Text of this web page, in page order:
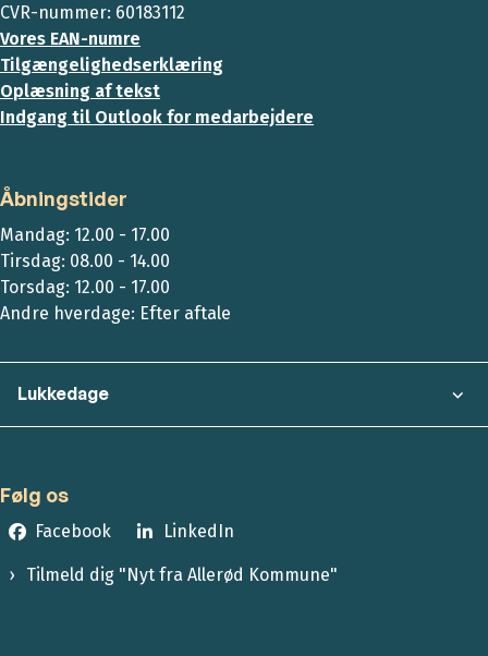
CVR-nummer: 60183112
Vores EAN-numre
Tilgængelighedserklæring
Oplæsning af tekst
Indgang til Outlook for medarbejdere
Åbningstider
Mandag: 12.00 - 17.00
Tirsdag: 08.00 - 14.00
Torsdag: 12.00 - 17.00
Andre hverdage: Efter aftale
Lukkedage
Følg os
Facebook LinkedIn
Tilmeld dig "Nyt fra Allerød Kommune"